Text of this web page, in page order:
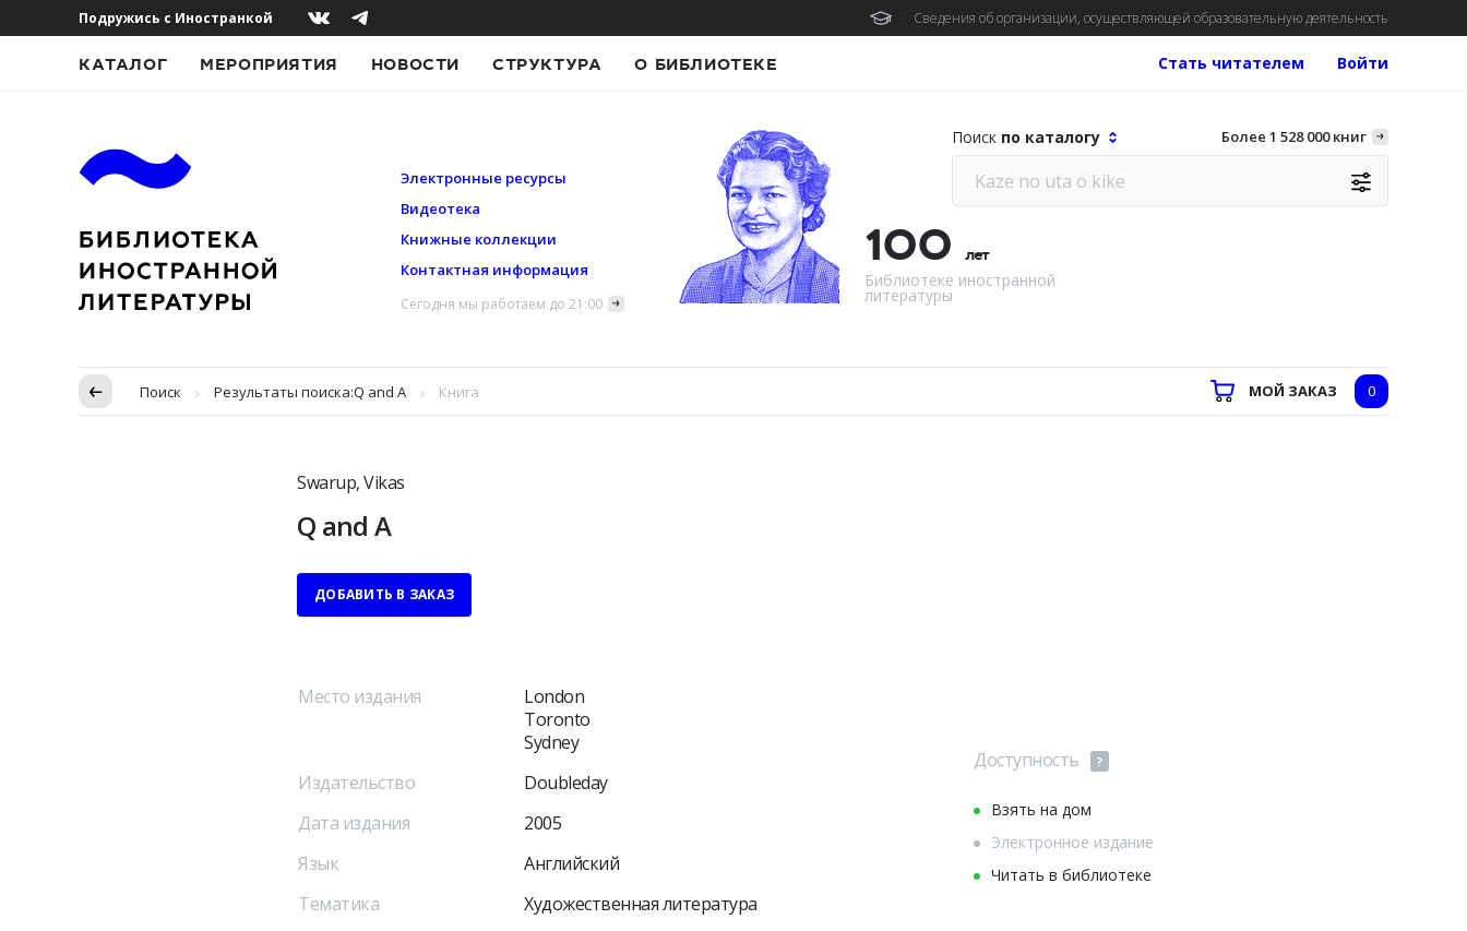
Подружись с Иностранкой Сведения об организации, осуществляющей образовательную деятельность
КАТАЛОГ МЕРОПРИЯТИЯ НОВОСТИ СТРУКТУРА О БИБЛИОТЕКЕ Войти
Стать читателем
Электронные ресурсы
Видеотека
Книжные коллекции
Контактная информация
Сегодня мы работаем до 21:00
Поиск по каталогу Более 1 528 000 книг
100
лет
Библиотеке иностранной
литературы
Пропуск в контексте
Поиск Результаты поиска:Q and A Книга МОЙ ЗАКАЗ 0
Swarup, Vikas
Q and A
ДОБАВИТЬ В ЗАКАЗ
Место издания
London
Toronto
Sydney
Издательство
Doubleday
Дата издания
2005
Язык
Английский
Тематика
Художественная литература
Доступность ?
Взять на дом
Электронное издание
Читать в библиотеке